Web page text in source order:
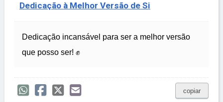
Dedicação à Melhor Versão de Si
Dedicação incansável para ser a melhor versão
que posso ser! ✊
copiar